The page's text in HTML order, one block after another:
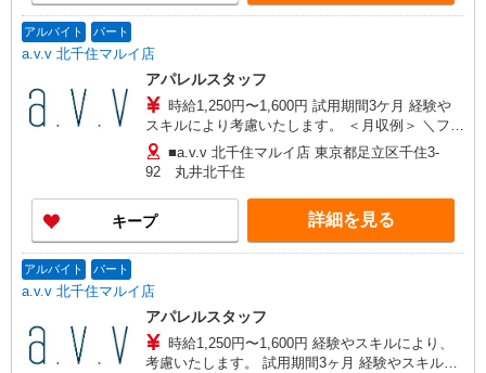
アルバイト パート
a.v.v 北千住マルイ店
アパレルスタッフ
時給1,250円〜1,600円 試用期間3ケ月 経験や
スキルにより考慮いたします。 ＜月収例＞ ＼フル
タイムでしっかり稼ぎたい／ 21日勤務 1日8時間
勤務の場合 1,250円×8時間＝10,000円 10,000円
×21日＝210,000円 ＼自分のペースで稼ぎたい／
12日勤務 1日5時間勤務の場合 1,250円×5時間＝
6,250円 6,250円×12日＝75,000円 生活費の足しと
して、自分の為に使えるお小遣いとしてもばっち
■a.v.v 北千住マルイ店 東京都足立区千住3-
92 丸井北千住
キープ 詳細を見る
アルバイト パート
a.v.v 北千住マルイ店
アパレルスタッフ
時給1,250円〜1,600円 経験やスキルにより、
考慮いたします。 試用期間3ヶ月 経験やスキルに